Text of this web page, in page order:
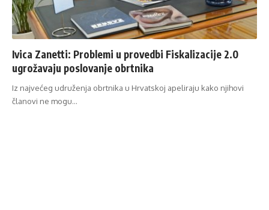
Ivica Zanetti: Problemi u provedbi Fiskalizacije 2.0
ugrožavaju poslovanje obrtnika
Iz najvećeg udruženja obrtnika u Hrvatskoj apeliraju kako njihovi
članovi ne mogu…